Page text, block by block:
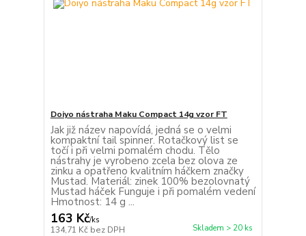
Doiyo nástraha Maku Compact 14g vzor FT
Jak již název napovídá, jedná se o velmi
kompaktní tail spinner. Rotačkový list se
točí i při velmi pomalém chodu. Tělo
nástrahy je vyrobeno zcela bez olova ze
zinku a opatřeno kvalitním háčkem značky
Mustad. Materiál: zinek 100% bezolovnatý
Mustad háček Funguje i při pomalém vedení
Hmotnost: 14 g ...
163 Kč/ks
134,71 Kč bez DPH Skladem > 20 ks